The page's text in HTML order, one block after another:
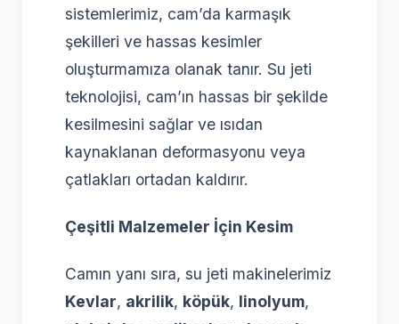
sistemlerimiz, cam’da karmaşık
şekilleri ve hassas kesimler
oluşturmamıza olanak tanır. Su jeti
teknolojisi, cam’ın hassas bir şekilde
kesilmesini sağlar ve ısıdan
kaynaklanan deformasyonu veya
çatlakları ortadan kaldırır.
Çeşitli Malzemeler İçin Kesim
Camın yanı sıra, su jeti makinelerimiz
Kevlar, akrilik, köpük, linolyum,